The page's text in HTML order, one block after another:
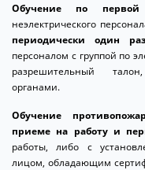
Обучение по первой
неэлектрического
периодически один
персоналом с группой по
разрешительный
органами.
Обучение
приеме на работу и
работы, либо с
лицом, обладающим